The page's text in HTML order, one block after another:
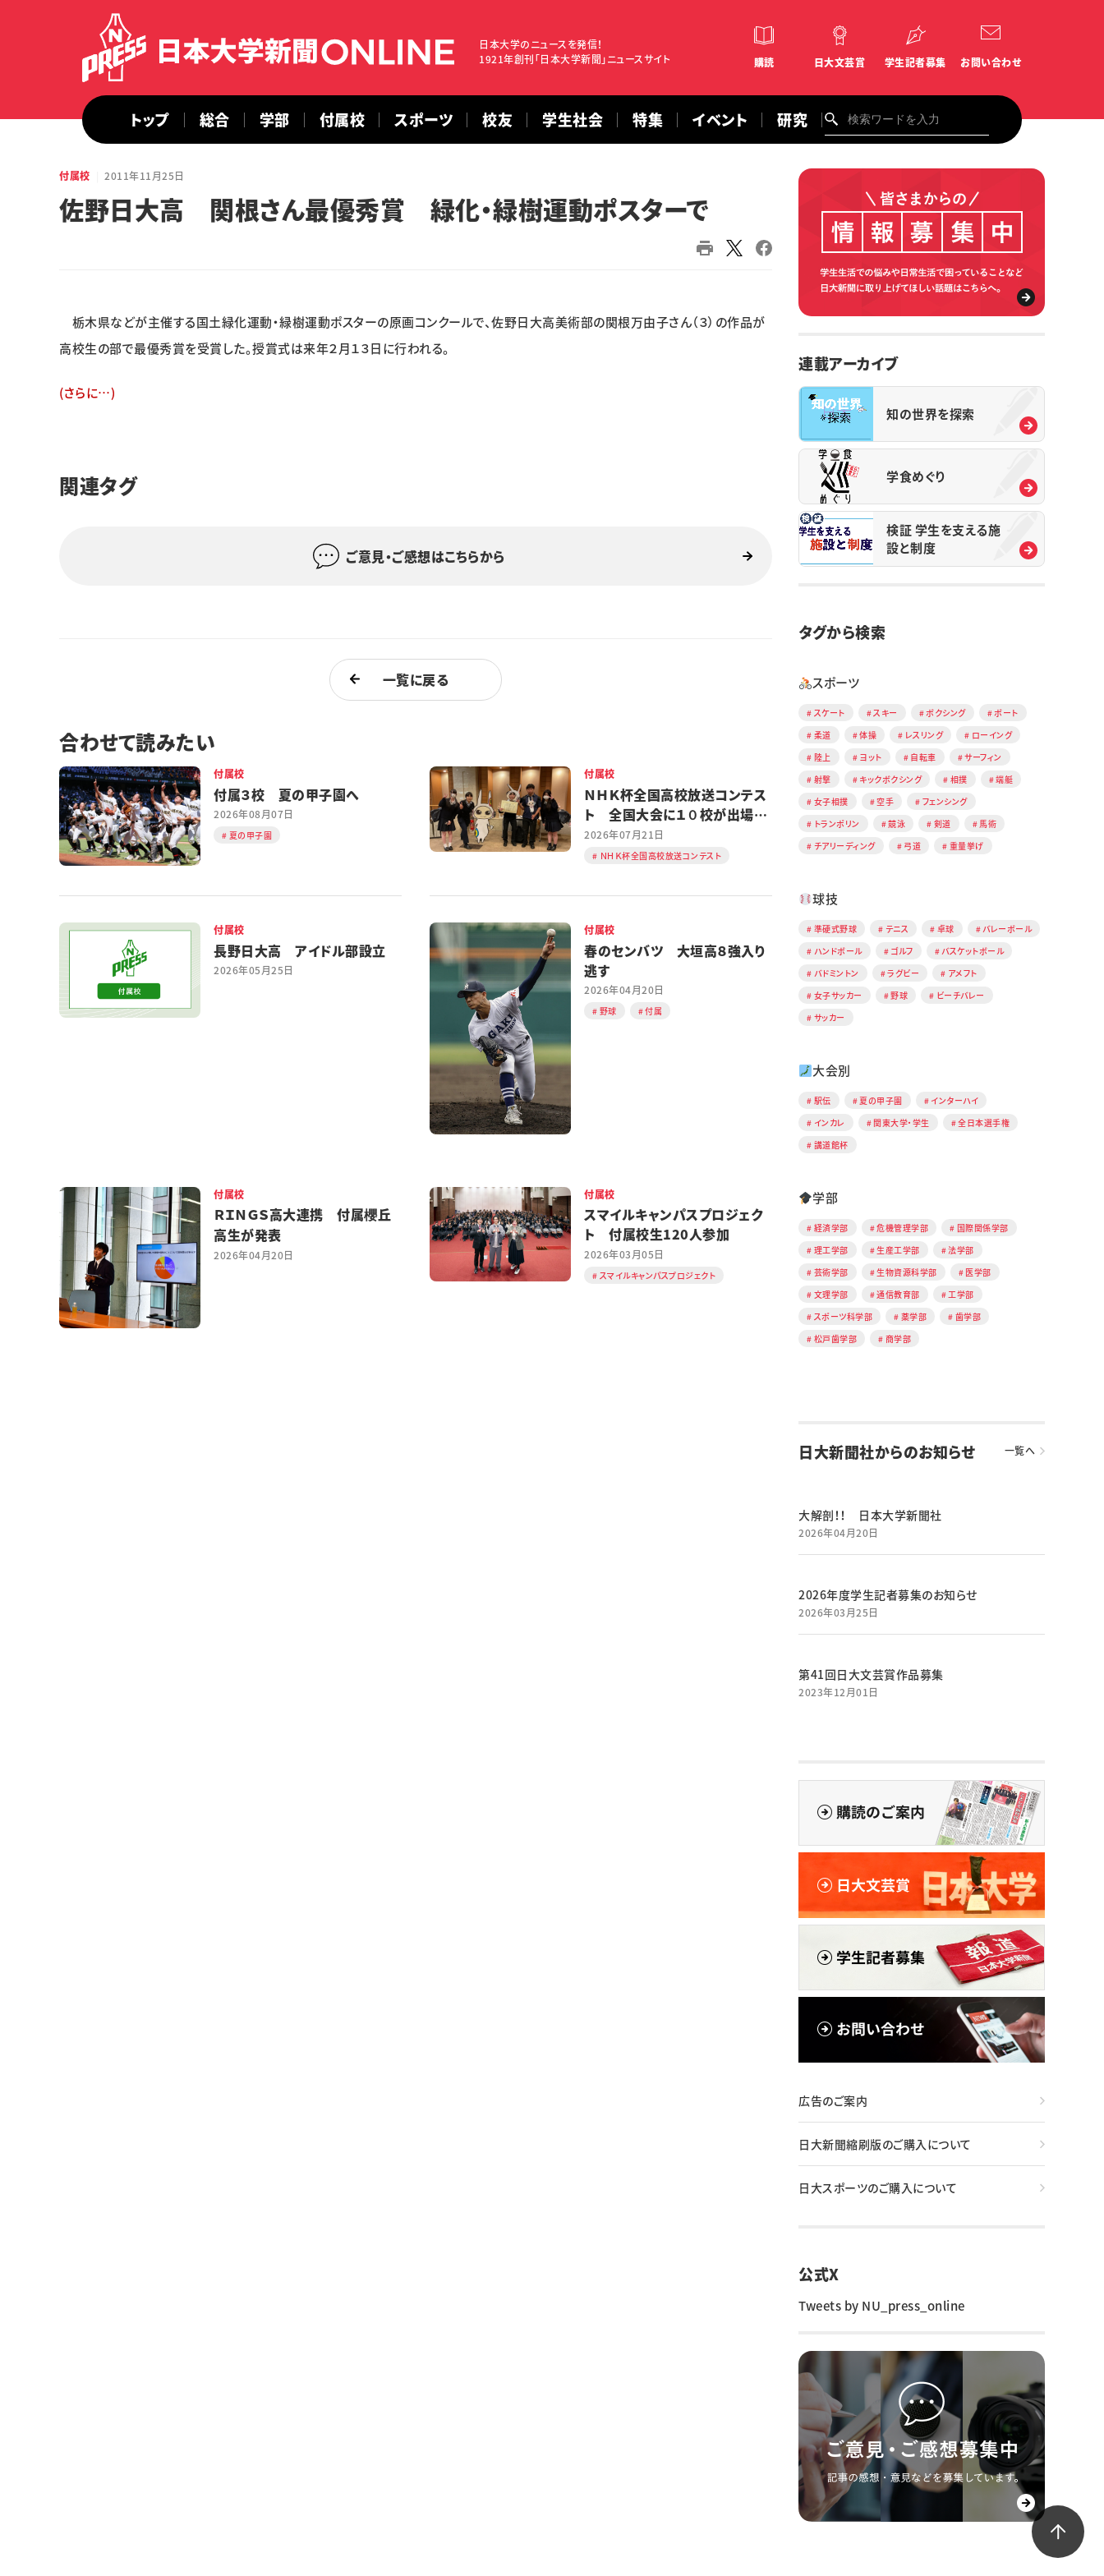
日本大学のニュースを発信！
1921年創刊「日本大学新聞」ニュースサイト
購読 日大文芸賞 学生記者募集 お問い合わせ
トップ 総合 学部 付属校 スポーツ 校友 学生社会 特集 イベント 研究
付属校 2011年11月25日
佐野日大高 関根さん最優秀賞 緑化・緑樹運動ポスターで
栃木県などが主催する国土緑化運動・緑樹運動ポスターの原画コンクールで、佐野日大高美術部の関根万由子さん（３）の作品が
高校生の部で最優秀賞を受賞した。授賞式は来年２月１３日に行われる。
(さらに…)
関連タグ
ご意見・ご感想はこちらから
一覧に戻る
合わせて読みたい
付属校
付属３校 夏の甲子園へ
2026年08月07日
夏の甲子園
付属校
ＮＨＫ杯全国高校放送コンテス
ト 全国大会に１０校が出場決
める
2026年07月21日
ＮＨＫ杯全国高校放送コンテスト
付属校
長野日大高 アイドル部設立
2026年05月25日
付属校
春のセンバツ 大垣高８強入り
逃す
2026年04月20日
野球 付属
付属校
ＲＩＮＧＳ高大連携 付属櫻丘
高生が発表
2026年04月20日
付属校
スマイルキャンパスプロジェク
ト 付属校生120人参加
2026年03月05日
スマイルキャンパスプロジェクト
連載アーカイブ
知の世界を探索
学食めぐり
検証 学生を支える施
設と制度
タグから検索
スポーツ
スケート スキー ボクシング
ボート
柔道
体操 レスリング
ローイング
陸上
ヨット 自転車
サーフィン
射撃
キックボクシング 相撲
端艇
女子相撲
空手
フェンシング
トランポリン
競泳 剣道
馬術
チアリーディング
弓道 重量挙げ
球技
準硬式野球 テニス 卓球
バレーボール
ハンドボール
ゴルフ
バスケットボール
バドミントン
ラグビー
アメフト
女子サッカー
野球
ビーチバレー
サッカー
大会別
駅伝 夏の甲子園
インターハイ
インカレ
関東大学・学生
全日本選手権
講道館杯
学部
経済学部 危機管理学部
国際関係学部
理工学部
生産工学部
法学部
芸術学部
生物資源科学部
医学部
文理学部
通信教育部
工学部
スポーツ科学部
薬学部
歯学部
松戸歯学部
商学部
日大新聞社からのお知らせ 一覧へ
大解剖！！ 日本大学新聞社
2026年04月20日
2026年度学生記者募集のお知らせ
2026年03月25日
第41回日大文芸賞作品募集
2023年12月01日
広告のご案内
日大新聞縮刷版のご購入について
日大スポーツのご購入について
公式X
Tweets by NU_press_online